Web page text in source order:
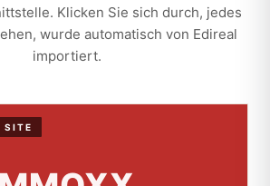
Klicken Sie sich durch, jedes
wurde automatisch von Edireal
importiert.
SITE